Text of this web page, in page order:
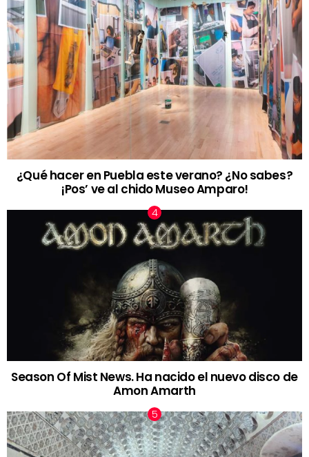
¿Qué hacer en Puebla este verano? ¿No sabes?
¡Pos’ ve al chido Museo Amparo!
Season Of Mist News. Ha nacido el nuevo disco de
Amon Amarth